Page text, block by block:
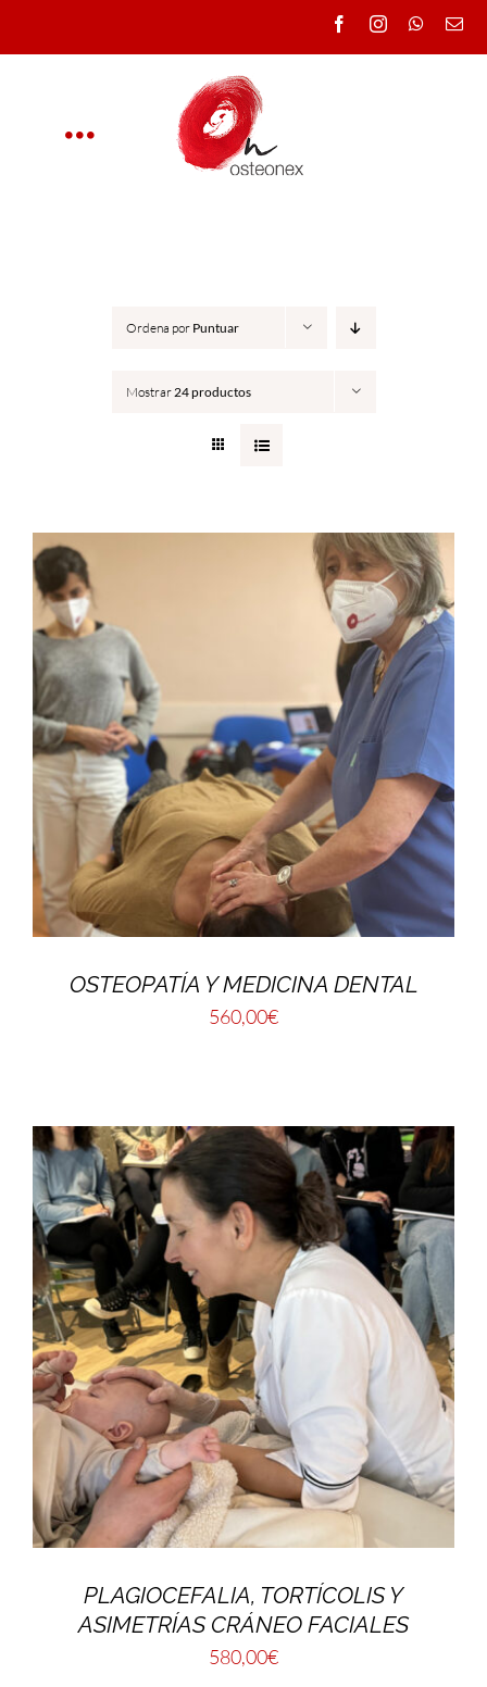
al
CONTACTO
Ordena por Puntuar
Mostrar24 productos
OSTEOPATÍA Y MEDICINA DENTAL
560,00€
PLAGIOCEFALIA, TORTÍCOLIS Y
ASIMETRÍAS CRÁNEO FACIALES
580,00€